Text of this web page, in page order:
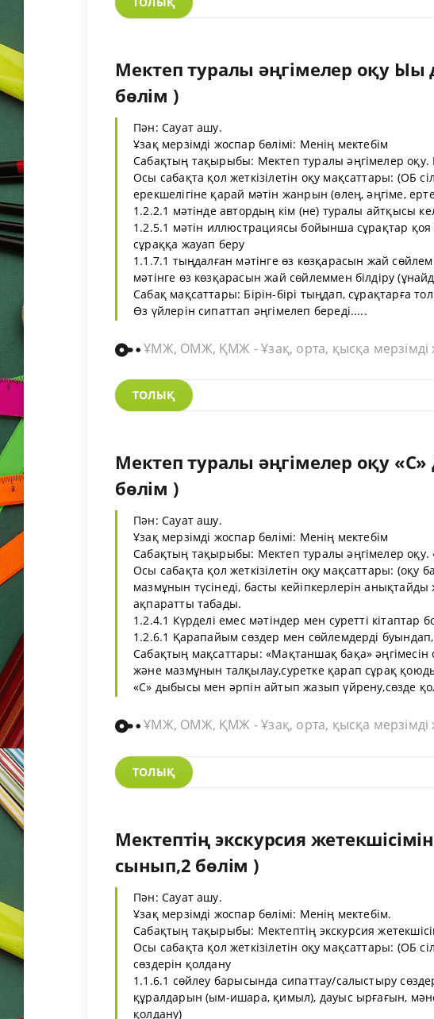
Мектеп туралы әңгімелер оқу
бөлім )
Пән: Сауат ашу.
Ұзақ мерзімді жоспар бөлімі: Менің мектебім
Сабақтың тақырыбы: Мектеп туралы әңгімелер
Осы сабақта қол жеткізілетін оқу мақсаттары: (ОБ
ерекшелігіне қарай мәтін жанрын (өлең, әңгіме,
1.2.2.1 мәтінде автордың кім (не) туралы айтқысы
1.2.5.1 мәтін иллюстрациясы бойынша сұрақтар
сұраққа жауап беру
1.1.7.1 тыңдалған мәтінге өз көзқарасын жай
мәтінге өз көзқарасын жай сөйлеммен білдіру
Сабақ мақсаттары: Бірін-бірі тыңдап, сұрақтарға
Өз үйлерін сипаттап әңгімелеп береді.....
ҰМЖ, ОМЖ, ҚМЖ - Ұзақ, орта, қысқа мерзімді
ТОЛЫҚ
Мектеп туралы әңгімелер оқу
бөлім )
Пән: Сауат ашу.
Ұзақ мерзімді жоспар бөлімі: Менің мектебім
Сабақтың тақырыбы: Мектеп туралы әңгімелер
Осы сабақта қол жеткізілетін оқу мақсаттары: (оқу
мазмұнын түсінеді, басты кейіпкерлерін
ақпаратты табады.
1.2.4.1 Күрделі емес мәтіндер мен суретті
1.2.6.1 Қарапайым сөздер мен сөйлемдерді
Сабақтың мақсаттары: «Мақтаншақ бақа» әңгімесін
және мазмұнын талқылау,суретке қарап сұрақ
«С» дыбысы мен әрпін айтып жазып үйрену,сөзде
ҰМЖ, ОМЖ, ҚМЖ - Ұзақ, орта, қысқа мерзімді
ТОЛЫҚ
Мектептің экскурсия
сынып,2 бөлім )
Пән: Сауат ашу.
Ұзақ мерзімді жоспар бөлімі: Менің мектебім.
Сабақтың тақырыбы: Мектептің экскурсия
Осы сабақта қол жеткізілетін оқу мақсаттары: (ОБ
сөздерін қолдану
1.1.6.1 сөйлеу барысында сипаттау/салыстыру
құралдарын (ым-ишара, қимыл), дауыс ырғағын,
қолдану)